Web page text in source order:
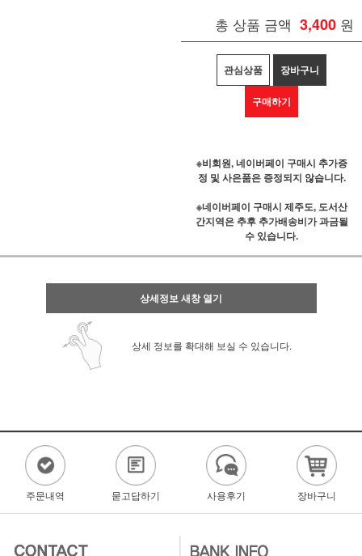
총 상품 금액 3,400 원
관심상품 장바구니
구매하기
※비회원, 네이버페이 구매시 추가증
정 및 사은품은 증정되지 않습니다.
※네이버페이 구매시 제주도, 도서산
간지역은 추후 추가배송비가 과금될
수 있습니다.
상세정보 새창 열기
상세 정보를 확대해 보실 수 있습니다.
주문내역 묻고답하기 사용후기 장바구니